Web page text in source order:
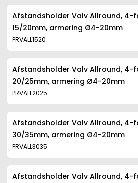
Afstandsholder Valv Allround,
15/20mm, armering Ø4-20mm
PRVALL1520
Afstandsholder Valv Allround,
20/25mm, armering Ø4-20mm
PRVALL2025
Afstandsholder Valv Allround,
30/35mm, armering Ø4-20mm
PRVALL3035
Afstandsholder Valv Allround,